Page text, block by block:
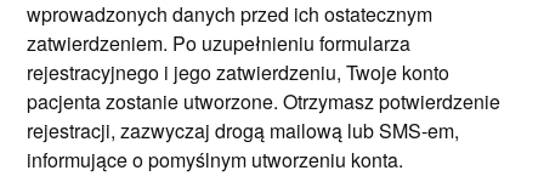
wprowadzonych danych przed ich ostatecznym
zatwierdzeniem. Po uzupełnieniu formularza
rejestracyjnego i jego zatwierdzeniu, Twoje konto
pacjenta zostanie utworzone. Otrzymasz potwierdzenie
rejestracji, zazwyczaj drogą mailową lub SMS-em,
informujące o pomyślnym utworzeniu konta.